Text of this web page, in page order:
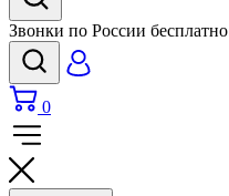
Звонки по России бесплатно
0